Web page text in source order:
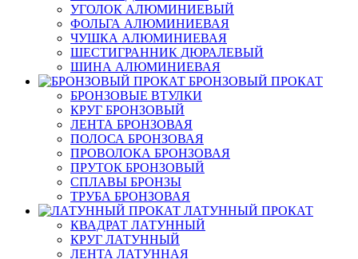
УГОЛОК АЛЮМИНИЕВЫЙ
ФОЛЬГА АЛЮМИНИЕВАЯ
ЧУШКА АЛЮМИНИЕВАЯ
ШЕСТИГРАННИК ДЮРАЛЕВЫЙ
ШИНА АЛЮМИНИЕВАЯ
БРОНЗОВЫЙ ПРОКАТ
БРОНЗОВЫЕ ВТУЛКИ
КРУГ БРОНЗОВЫЙ
ЛЕНТА БРОНЗОВАЯ
ПОЛОСА БРОНЗОВАЯ
ПРОВОЛОКА БРОНЗОВАЯ
ПРУТОК БРОНЗОВЫЙ
СПЛАВЫ БРОНЗЫ
ТРУБА БРОНЗОВАЯ
ЛАТУННЫЙ ПРОКАТ
КВАДРАТ ЛАТУННЫЙ
КРУГ ЛАТУННЫЙ
ЛЕНТА ЛАТУННАЯ